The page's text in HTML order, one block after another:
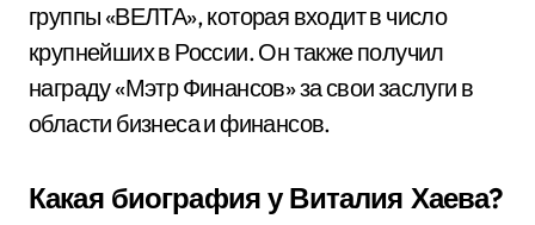
группы «ВЕЛТА», которая входит в число
крупнейших в России. Он также получил
награду «Мэтр Финансов» за свои заслуги в
области бизнеса и финансов.
Какая биография у Виталия Хаева?